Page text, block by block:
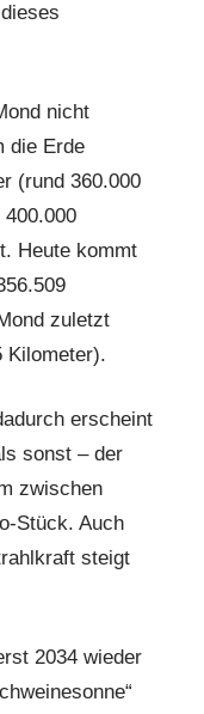
nicht
die Erde
(rund 360.000
Heute kommt
zuletzt
Kilometer).
erscheint
sonst – der
zwischen
Stück. Auch
steigt
2034 wieder